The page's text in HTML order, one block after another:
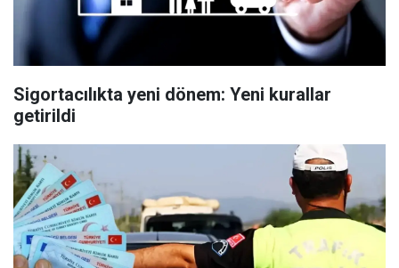
Sigortacılıkta yeni dönem: Yeni kurallar
getirildi